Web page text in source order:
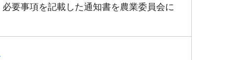
要事項を記載した通知書を農業委員会に